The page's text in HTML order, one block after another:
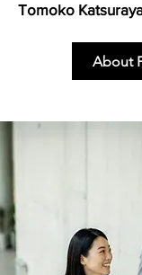
Tomoko
About